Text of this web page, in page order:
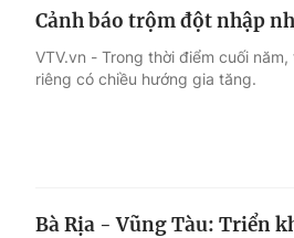
Điện ảnh
Cảnh báo trộm đột nhập
VTV.vn - Trong thời điểm cuối
riêng có chiều hướng gia tăng.
Bà Rịa - Vũng Tàu: Triển